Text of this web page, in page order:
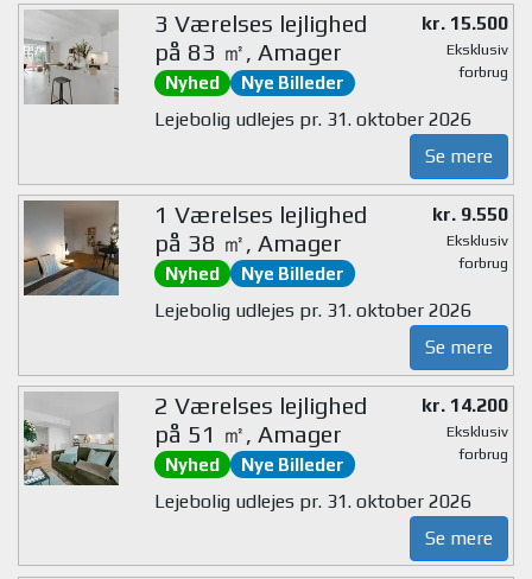
3 Værelses lejlighed
på 83 ㎡, Amager
Nyhed Nye Billeder
kr. 15.500
Eksklusiv
forbrug
Lejebolig udlejes pr. 31. oktober 2026
Se mere
1 Værelses lejlighed
på 38 ㎡, Amager
Nyhed Nye Billeder
kr. 9.550
Eksklusiv
forbrug
Lejebolig udlejes pr. 31. oktober 2026
Se mere
2 Værelses lejlighed
på 51 ㎡, Amager
Nyhed Nye Billeder
kr. 14.200
Eksklusiv
forbrug
Lejebolig udlejes pr. 31. oktober 2026
Se mere